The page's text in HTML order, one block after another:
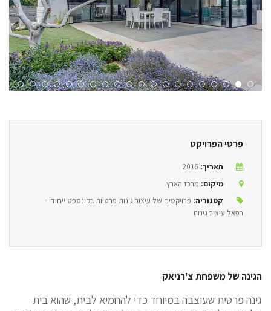
פרטי הפרויקט
תאריך:
מיקום: מרכז הארץ
קטגוריה: פרויקטים של עיצוב גינות פרטיות בקונספט ייחודי -
רפאל עיצוב גינות
הגינה של משפחת צ'רניאק
גינה פרטית שעוצבה במיוחד כדי להחמיא לבית, שהוא בית